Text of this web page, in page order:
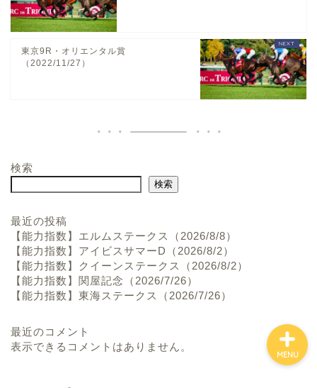
東京9R・オリエンタル賞
（2022/11/27）
検索
検索
最近の投稿
【能力指数】エルムステークス（2026/8/8）
【能力指数】アイビスサマーD（2026/8/2）
【能力指数】クイーンステークス（2026/8/2）
【能力指数】関屋記念（2026/7/26）
【能力指数】東海ステークス（2026/7/26）
最近のコメント
表示できるコメントはありません。
MENU
プロフィール